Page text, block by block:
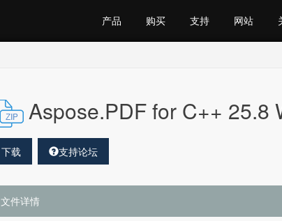
产品 购买 支持 网站
Aspose.PDF for C++ 25.8
下载 支持论坛
文件详情